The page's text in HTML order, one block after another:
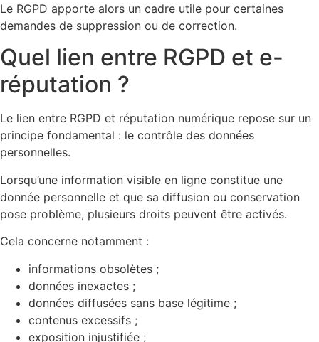
Le RGPD apporte alors un cadre utile pour certaines
demandes de suppression ou de correction.
Quel lien entre RGPD et e-
réputation ?
Le lien entre RGPD et réputation numérique repose sur un
principe fondamental : le contrôle des données
personnelles.
Lorsqu’une information visible en ligne constitue une
donnée personnelle et que sa diffusion ou conservation
pose problème, plusieurs droits peuvent être activés.
Cela concerne notamment :
informations obsolètes ;
données inexactes ;
données diffusées sans base légitime ;
contenus excessifs ;
exposition injustifiée ;